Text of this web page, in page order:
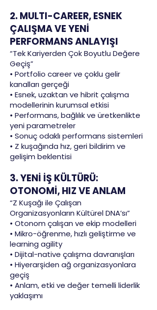
2. MULTI-CAREER, ESNEK
ÇALIŞMA VE YENİ
PERFORMANS ANLAYIŞI
“Tek Kariyerden Çok Boyutlu Değere
Geçiş”
• Portfolio career ve çoklu gelir
kanalları gerçeği
• Esnek, uzaktan ve hibrit çalışma
modellerinin kurumsal etkisi
• Performans, bağlılık ve üretkenlikte
yeni parametreler
• Sonuç odaklı performans sistemleri
• Z kuşağında hız, geri bildirim ve
gelişim beklentisi
3. YENİ İŞ KÜLTÜRÜ:
OTONOMİ, HIZ VE ANLAM
“Z Kuşağı ile Çalışan
Organizasyonların Kültürel DNA’sı”
• Otonom çalışan ve ekip modelleri
• Mikro-öğrenme, hızlı geliştirme ve
learning agility
• Dijital-native çalışma davranışları
• Hiyerarşiden ağ organizasyonlara
geçiş
• Anlam, etki ve değer temelli liderlik
yaklaşımı